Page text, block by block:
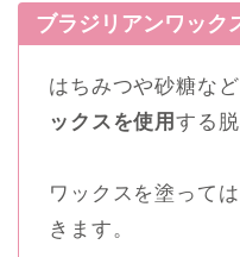
ブラジリアンワック
はちみつや砂糖など
ックスを使用する脱
ワックスを塗って
きます。